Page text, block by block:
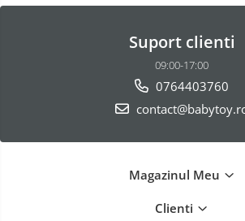
Suport clienti
09:00-17:00
0764403760
Magazinul Meu
Clienti